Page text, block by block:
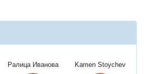
Ралица Иванова Kamen Stoychev